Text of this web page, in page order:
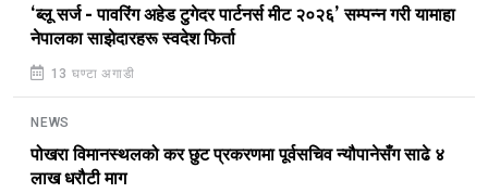
‘ब्लू सर्ज - पावरिंग अहेड टुगेदर पार्टनर्स मीट २०२६’ सम्पन्न गरी यामाहा
नेपालका साझेदारहरू स्वदेश फिर्ता
13 घण्टा अगाडी
NEWS
पोखरा विमानस्थलको कर छुट प्रकरणमा पूर्वसचिव न्यौपानेसँग साढे ४
लाख धरौटी माग